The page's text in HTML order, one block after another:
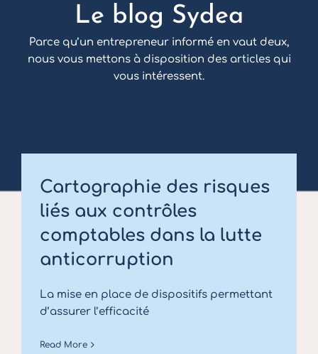
Le blog Sydea
Parce qu’un entrepreneur informé en vaut deux,
nous vous mettons à disposition des articles qui
vous intéressent.
Cartographie des risques
liés aux contrôles
comptables dans la lutte
anticorruption
La mise en place de dispositifs permettant
d’assurer l’efficacité
Read More